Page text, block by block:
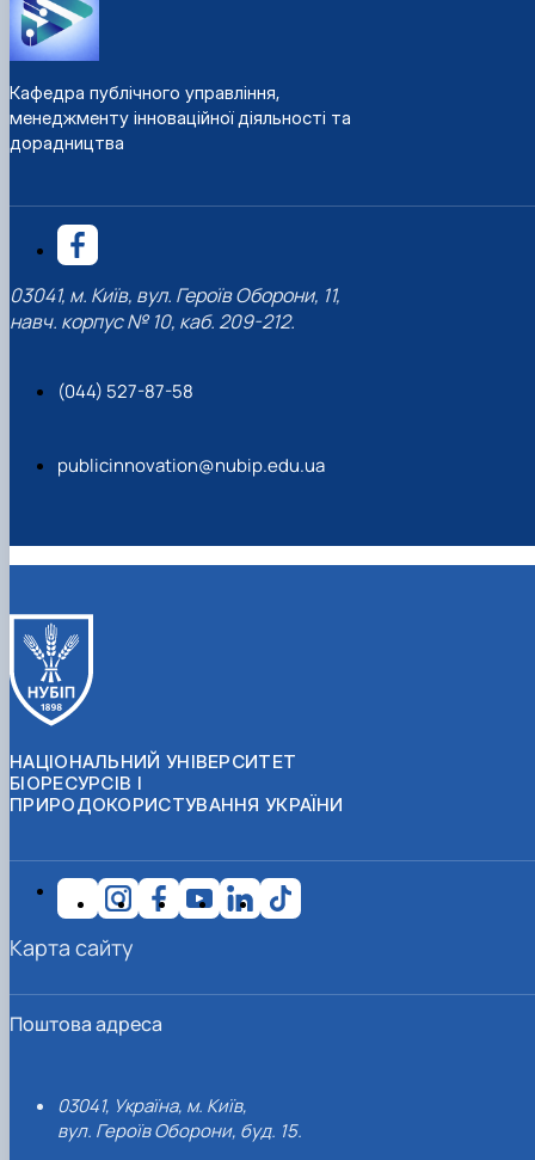
Кафедра публічного управління,
менеджменту інноваційної діяльності та
дорадництва
03041, м. Київ, вул. Героїв Оборони, 11,
навч. корпус № 10, каб. 209-212.
(044) 527-87-58
publicinnovation@nubip.edu.ua
НАЦІОНАЛЬНИЙ УНІВЕРСИТЕТ
БІОРЕСУРСІВ І
ПРИРОДОКОРИСТУВАННЯ УКРАЇНИ
Поштова адреса
03041, Україна, м. Київ,
вул. Героїв Оборони, буд. 15.
Карта сайту